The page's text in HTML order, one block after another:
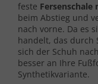
feste
beim Abstieg und
nach vorne. Da es
handelt, das durch
sich der Schuh
besser an Ihre
Synthetikvariante.